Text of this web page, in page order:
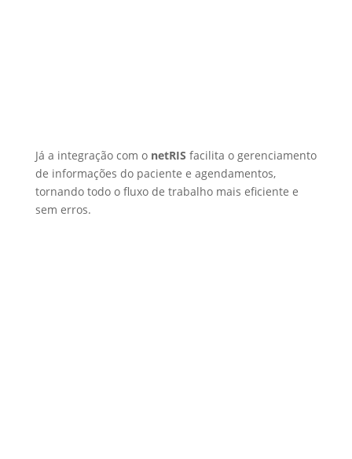
Já a integração com o netRIS facilita o gerenciamento
de informações do paciente e agendamentos,
tornando todo o fluxo de trabalho mais eficiente e
sem erros.